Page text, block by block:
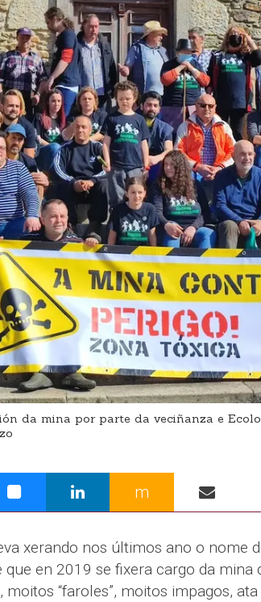
da mina por parte da veciñanza e
m
xerando nos últimos ano o nome
que en 2019 se fixera cargo da mina
“faroles”, moitos impagos, ata